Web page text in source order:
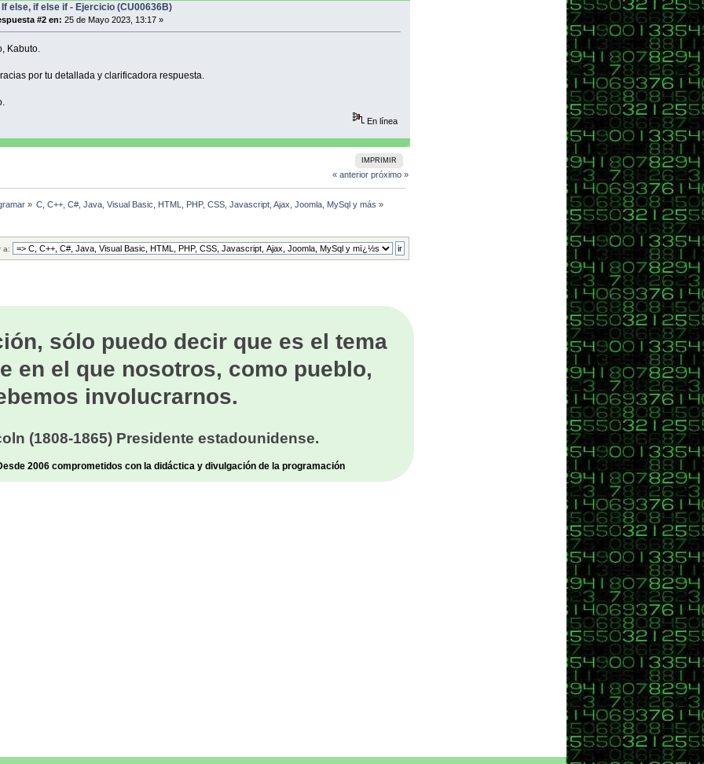
If else, if else if - Ejercicio (CU00636B)
#2 en: 25 de Mayo 2023, 13:17 »
Kabuto.
por tu detallada y clarificadora respuesta.
En línea
IMPRIMIR
« anterior próximo »
» C, C++, C#, Java, Visual Basic, HTML, PHP, CSS, Javascript, Ajax, Joomla, MySql y más »
a:
sólo puedo decir que es el tema
en el que nosotros, como pueblo,
involucrarnos.
(1808-1865) Presidente estadounidense.
2006 comprometidos con la didáctica y divulgación de la programación